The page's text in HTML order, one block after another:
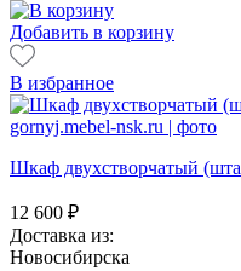
Добавить в корзину
В избранное
Шкаф двухстворчатый
12 600 ₽
Доставка из:
Новосибирска